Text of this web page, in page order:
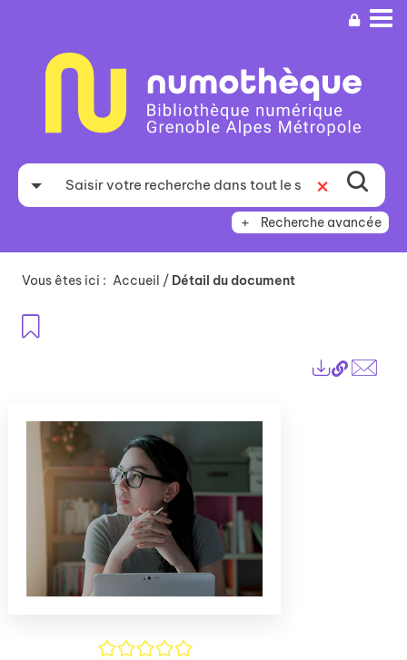
recherche
Recherche avancée
Vous êtes ici : Accueil / Détail du document
Lien
/5